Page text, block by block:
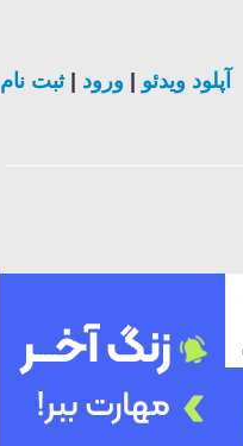
آپلود ویدئو ورود |ثبت نام